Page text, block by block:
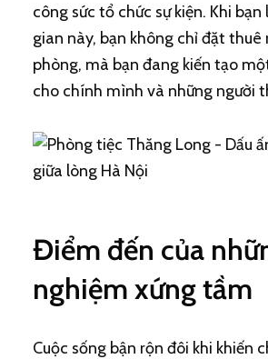
công sức tổ chức sự kiện. Khi
gian này, bạn không chỉ đặt thuê
phòng, mà bạn đang kiến tạo
cho chính mình và những người
Điểm đến của
nghiệm xứng tầm
Cuộc sống bận rộn đôi khi khiến